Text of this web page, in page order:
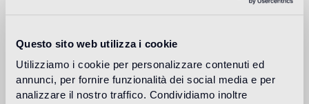
Questo sito web utilizza i cookie
Utilizziamo i cookie per personalizzare contenuti ed
annunci, per fornire funzionalità dei social media e per
analizzare il nostro traffico. Condividiamo inoltre
Boden in Innenräumen
gewerblichen Räumen (Geschäfte, Restaurants, usw.).
Boden in Außenbereichen